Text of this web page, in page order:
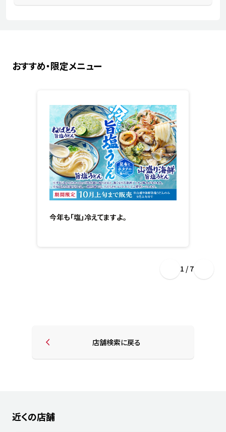
おすすめ・限定メニュー
今年も「塩」冷えてますよ。
1 / 7
店舗検索に戻る
近くの店舗